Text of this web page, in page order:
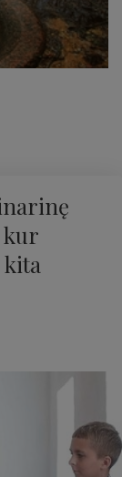
kur